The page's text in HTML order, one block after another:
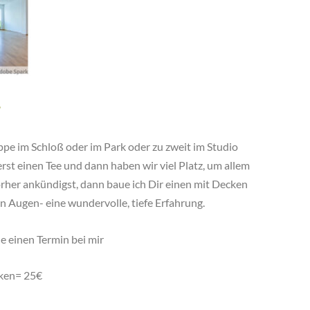
im Schloß oder im Park oder zu zweit im Studio
einen Tee und dann haben wir viel Platz, um allem
ankündigst, dann baue ich Dir einen mit Decken
Augen- eine wundervolle, tiefe Erfahrung.
einen Termin bei mir
25€